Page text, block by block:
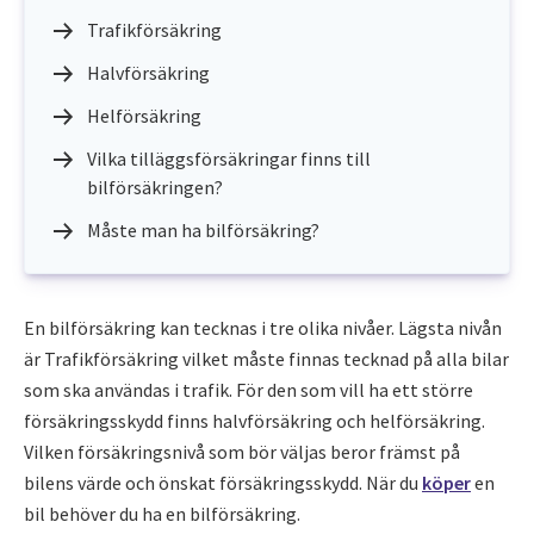
Trafikförsäkring
Halvförsäkring
Helförsäkring
Vilka tilläggsförsäkringar finns till
bilförsäkringen?
Måste man ha bilförsäkring?
En bilförsäkring kan tecknas i tre olika nivåer. Lägsta nivån
är Trafikförsäkring vilket måste finnas tecknad på alla bilar
som ska användas i trafik. För den som vill ha ett större
försäkringsskydd finns halvförsäkring och helförsäkring.
Vilken försäkringsnivå som bör väljas beror främst på
bilens värde och önskat försäkringsskydd. När du köperen
bil behöver du ha en bilförsäkring.